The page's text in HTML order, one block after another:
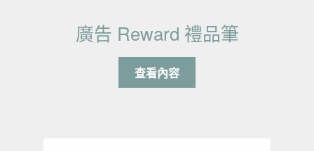
廣告 Reward 禮品筆
查看內容